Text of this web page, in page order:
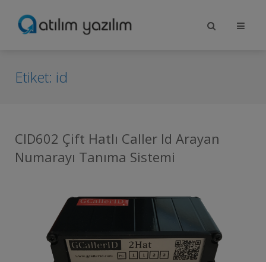
Etiket: id
CID602 Çift Hatlı Caller Id Arayan
Numarayı Tanıma Sistemi